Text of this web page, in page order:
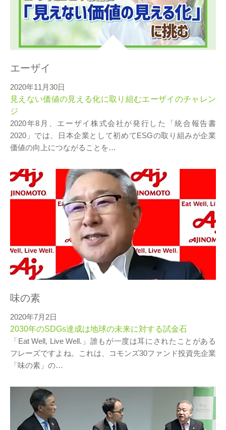
エーザイ
2020年11月30日
見えない価値の見える化に取り組むエーザイのチャレン
ジ
2020年8月、エーザイ株式会社が発行した「統合報告書
2020」では、日本企業として初めてESGの取り組みが企業
価値の向上につながることを…
味の素
2020年7月2日
2030年のSDGs達成は地球の未来に対する試金石
「Eat Well, Live Well.」誰もが一度は耳にされたことがある
フレーズですよね。これは、コモンズ30ファンド投資先企業
「味の素」の…